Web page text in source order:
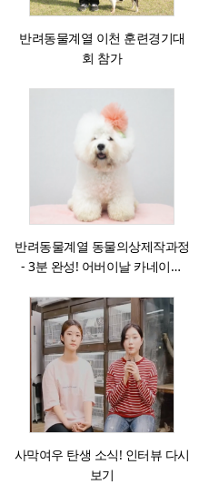
반려동물계열 이천 훈련경기대
회 참가
반려동물계열 동물의상제작과정
- 3분 완성! 어버이날 카네이션
사막여우 탄생 소식! 인터뷰 다시
보기